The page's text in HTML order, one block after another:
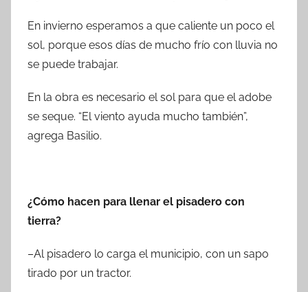
En invierno esperamos a que caliente un poco el
sol, porque esos días de mucho frío con lluvia no
se puede trabajar.
En la obra es necesario el sol para que el adobe
se seque. “El viento ayuda mucho también”,
agrega Basilio.
¿Cómo hacen para llenar el pisadero con
tierra?
–Al pisadero lo carga el municipio, con un sapo
tirado por un tractor.